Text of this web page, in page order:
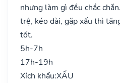
nhưng làm gì đều chắc
trệ, kéo dài, gặp xấu thì
tốt.
5h-7h
17h-19h
Xích khẩu:XẤU